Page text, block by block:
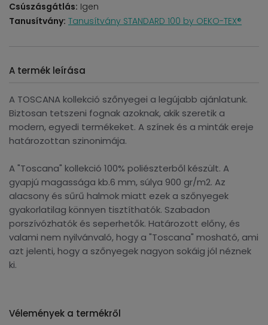
Csúszásgátlás: Igen
Tanusítvány: Tanusítvány STANDARD 100 by OEKO-TEX®
A termék leírása
A TOSCANA kollekció szőnyegei a legújabb ajánlatunk.
Biztosan tetszeni fognak azoknak, akik szeretik a
modern, egyedi termékeket. A színek és a minták ereje
határozottan szinonimája.
A "Toscana" kollekció 100% poliészterből készült. A
gyapjú magassága kb.6 mm, súlya 900 gr/m2. Az
alacsony és sűrű halmok miatt ezek a szőnyegek
gyakorlatilag könnyen tisztíthatók. Szabadon
porszívózhatók és seperhetők. Határozott előny, és
valami nem nyilvánvaló, hogy a "Toscana" mosható, ami
azt jelenti, hogy a szőnyegek nagyon sokáig jól néznek
ki.
Vélemények a termékről